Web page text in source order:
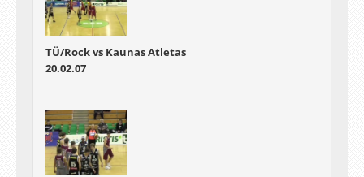
TÜ/Rock vs Kaunas Atletas
20.02.07